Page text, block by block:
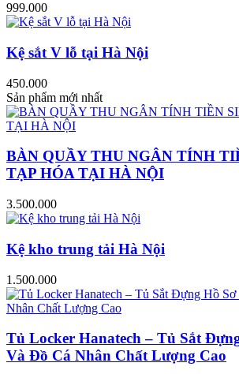
999.000
Kệ sắt V lỗ tại Hà Nội
450.000
Sản phẩm mới nhất
BÀN QUẦY THU NGÂN TÍNH
TẠP HÓA TẠI HÀ NỘI
3.500.000
Kệ kho trung tải Hà Nội
1.500.000
Tủ Locker Hanatech – Tủ Sắt
Và Đồ Cá Nhân Chất Lượng Cao